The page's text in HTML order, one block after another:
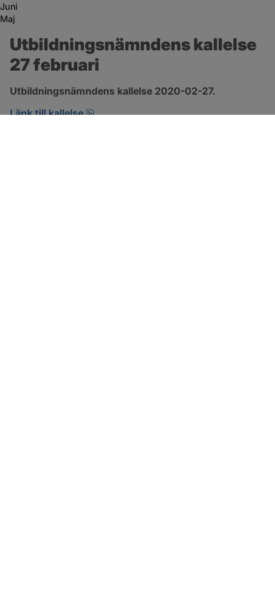
Juni
Maj
Utbildningsnämndens kallelse
27 februari
Utbildningsnämndens kallelse 2020-02-27.
Länk till kallelse
pdf, öppnas i nytt fönster.